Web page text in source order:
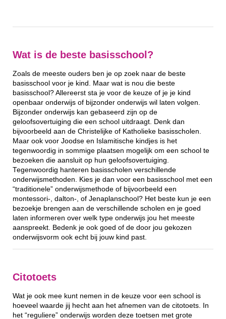
Wat is de beste basisschool?
Zoals de meeste ouders ben je op zoek naar de beste
basisschool voor je kind. Maar wat is nou die beste
basisschool? Allereerst sta je voor de keuze of je je kind
openbaar onderwijs of bijzonder onderwijs wil laten volgen.
Bijzonder onderwijs kan gebaseerd zijn op de
geloofsovertuiging die een school uitdraagt. Denk dan
bijvoorbeeld aan de Christelijke of Katholieke basisscholen.
Maar ook voor Joodse en Islamitische kindjes is het
tegenwoordig in sommige plaatsen mogelijk om een school te
bezoeken die aansluit op hun geloofsovertuiging.
Tegenwoordig hanteren basisscholen verschillende
onderwijsmethoden. Kies je dan voor een basisschool met een
“traditionele” onderwijsmethode of bijvoorbeeld een
montessori-, dalton-, of Jenaplanschool? Het beste kun je een
bezoekje brengen aan de verschillende scholen en je goed
laten informeren over welk type onderwijs jou het meeste
aanspreekt. Bedenk je ook goed of de door jou gekozen
onderwijsvorm ook echt bij jouw kind past.
Citotoets
Wat je ook mee kunt nemen in de keuze voor een school is
hoeveel waarde jij hecht aan het afnemen van de citotoets. In
het “reguliere” onderwijs worden deze toetsen met grote